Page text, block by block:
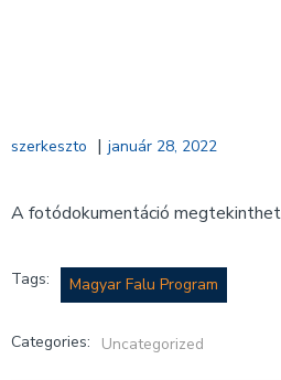
szerkeszto | január 28, 2022
A fotódokumentáció
Tags: Magyar Falu Program
Categories: Uncategorized